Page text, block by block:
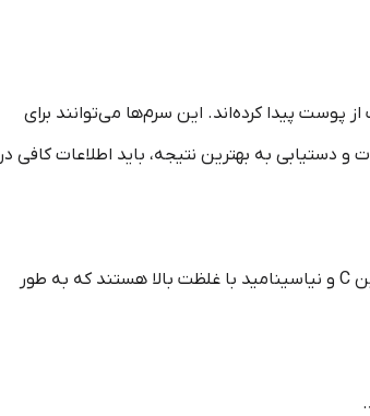
پوست پیدا کرده‌اند. این سرم‌ها می‌توانند برای
به بهترین نتیجه، باید اطلاعات کافی در
* ترکیبات فعال با غلظت بالا: سرم‌های اوردینری حاوی ترکیبات فعالی مانند رتینول، هیالورونیک اسید، ویتامین C و نیاسینامید با غلظت بالا هستند که به طور